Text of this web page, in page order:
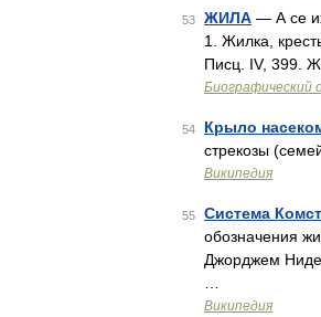
53 ЖИЛА — А се
1. Жилка,
Писц. IV, 399.
Биографический
54 Крыло
стрекозы
Википедия
55 Система
обозначения
Джорджем
Википедия